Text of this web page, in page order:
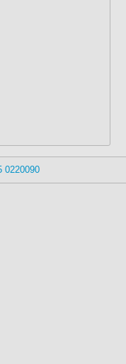
0220090